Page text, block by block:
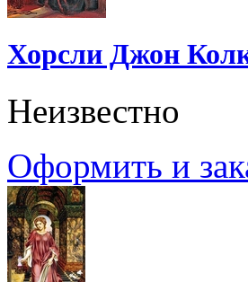
Хорсли Джон
Неизвестно
Оформить и